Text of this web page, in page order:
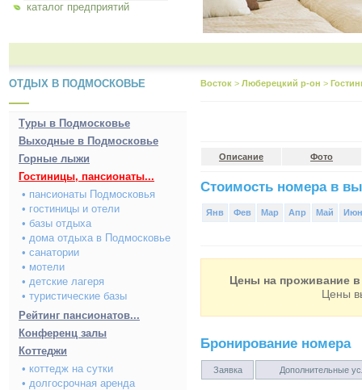
каталог предприятий
ОТДЫХ В ПОДМОСКОВЬЕ
Туры в Подмосковье
Выходные в Подмосковье
Горные лыжи
Гостиницы, пансионаты...
• пансионаты Подмосковья
• гостиницы и отели
• базы отдыха
• дома отдыха в Подмосковье
• санатории
• мотели
• детские лагеря
• туристические базы
Рейтинг пансионатов...
Конференц залы
Коттеджи
• коттедж на сутки
• долгосрочная аренда
Восток > Люберецкий р-он >
Описание Фото
Стоимость номера в
Янв Фев Мар Апр Май Июн
Цены на проживание в
Цены
Бронирование номера
Заявка Дополнительные